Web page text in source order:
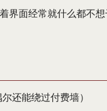
界面经常就什么都不想
还能绕过付费墙）